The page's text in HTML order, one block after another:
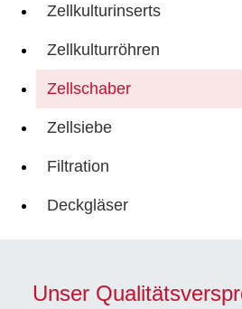
Zellkulturinserts
Zellkulturröhren
Zellschaber
Zellsiebe
Filtration
Deckgläser
Unser